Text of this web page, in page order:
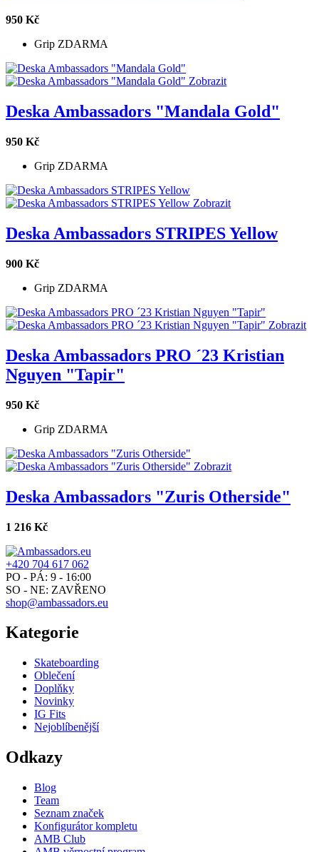
950 Kč
Grip ZDARMA
Zobrazit
Deska Ambassadors "Mandala Gold"
950 Kč
Grip ZDARMA
Zobrazit
Deska Ambassadors STRIPES Yellow
900 Kč
Grip ZDARMA
Zobrazit
Deska Ambassadors PRO ´23 Kristian
Nguyen "Tapir"
950 Kč
Grip ZDARMA
Zobrazit
Deska Ambassadors "Zuris Otherside"
1 216 Kč
+420 704 617 062
PO - PÁ: 9 - 16:00
SO - NE: ZAVŘENO
shop@ambassadors.eu
Kategorie
Skateboarding
Oblečení
Doplňky
Novinky
IG Fits
Nejoblíbenější
Odkazy
Blog
Team
Seznam značek
Konfigurátor kompletu
AMB Club